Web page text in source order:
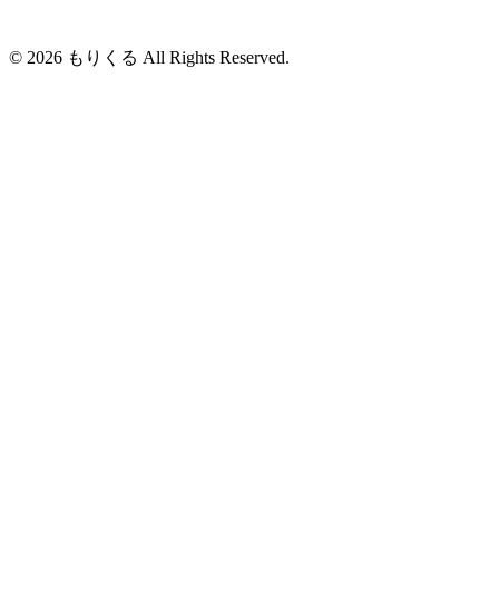
© 2026 もりくる All Rights Reserved.